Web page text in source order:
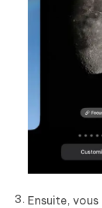
Ensuite,